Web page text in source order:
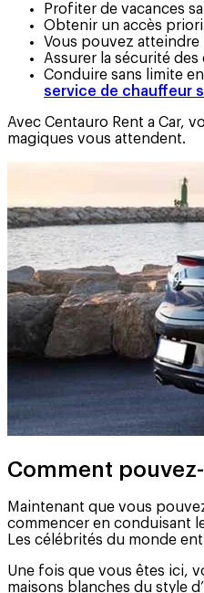
Profiter de vacances
Obtenir un accès
Vous pouvez atteindre
Assurer la sécurité
Conduire sans limite
service de chauffeur
Avec Centauro Rent a Car,
magiques vous attendent.
Comment
Maintenant que vous
commencer en conduisant
Les célébrités du monde
Une fois que vous êtes ici,
maisons blanches du style